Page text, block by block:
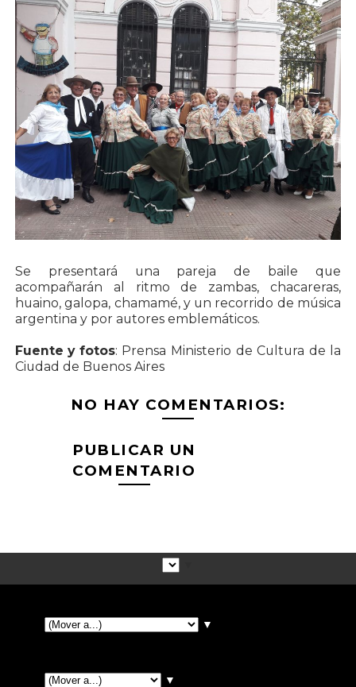
Se presentará una pareja de baile que
acompañarán al ritmo de zambas, chacareras,
huaino, galopa, chamamé, y un recorrido de música
argentina y por autores emblemáticos.
Fuente y fotos: Prensa Ministerio de Cultura de la
Ciudad de Buenos Aires
NO HAY COMENTARIOS:
PUBLICAR UN
COMENTARIO
▼
▼